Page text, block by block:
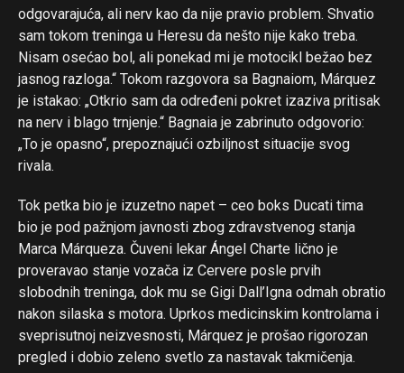
odgovarajuća, ali nerv kao da nije pravio problem. Shvatio
sam tokom treninga u Heresu da nešto nije kako treba.
Nisam osećao bol, ali ponekad mi je motocikl bežao bez
jasnog razloga.“ Tokom razgovora sa Bagnaiom, Márquez
je istakao: „Otkrio sam da određeni pokret izaziva pritisak
na nerv i blago trnjenje.“ Bagnaia je zabrinuto odgovorio:
„To je opasno“, prepoznajući ozbiljnost situacije svog
rivala.
Tok petka bio je izuzetno napet – ceo boks Ducati tima
bio je pod pažnjom javnosti zbog zdravstvenog stanja
Marca Márqueza. Čuveni lekar Ángel Charte lično je
proveravao stanje vozača iz Cervere posle prvih
slobodnih treninga, dok mu se Gigi Dall’Igna odmah obratio
nakon silaska s motora. Uprkos medicinskim kontrolama i
sveprisutnoj neizvesnosti, Márquez je prošao rigorozan
pregled i dobio zeleno svetlo za nastavak takmičenja.